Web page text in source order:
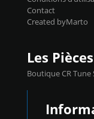
Contact
Created byMarto
Les
Boutique CR Tune